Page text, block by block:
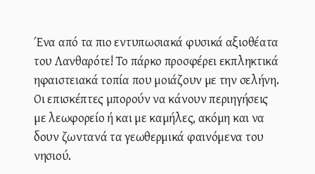
Ένα από τα πιο εντυπωσιακά φυσικά αξιοθέατα
του Λανθαρότε! Το πάρκο προσφέρει εκπληκτικά
ηφαιστειακά τοπία που μοιάζουν με την σελήνη.
Οι επισκέπτες μπορούν να κάνουν περιηγήσεις
με λεωφορείο ή και με καμήλες, ακόμη και να
δουν ζωντανά τα γεωθερμικά φαινόμενα του
νησιού.